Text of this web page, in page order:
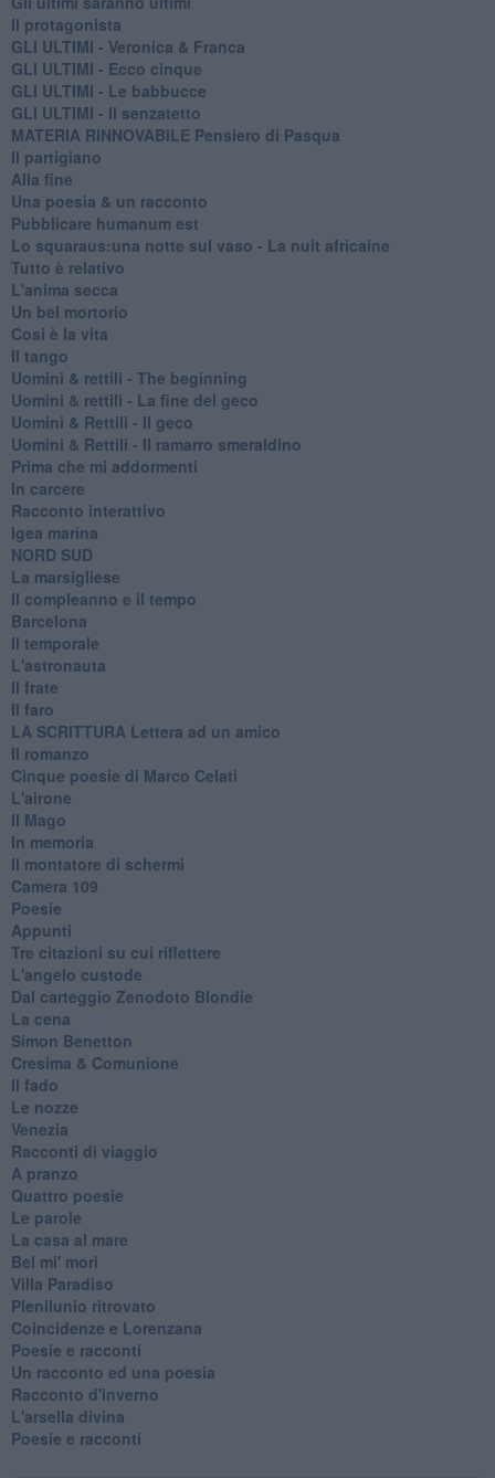
Il protagonista
GLI ULTIMI - Veronica & Franca
GLI ULTIMI - Ecco cinque
GLI ULTIMI - Le babbucce
GLI ULTIMI - Il senzatetto
MATERIA RINNOVABILE Pensiero di Pasqua
Il partigiano
Alla fine
Una poesia & un racconto
Pubblicare humanum est
Lo squaraus:una notte sul vaso - La nuit africaine
Tutto è relativo
L'anima secca
Un bel mortorio
Cosi è la vita
Il tango
​Uomini & rettili - The beginning
​Uomini & rettili - La fine del geco
Uomini & Rettili - Il geco
Uomini & Rettili - Il ramarro smeraldino
Prima che mi addormenti
In carcere
Racconto interattivo
Igea marina
​NORD SUD
La marsigliese
Il compleanno e il tempo
Barcelona
Il temporale
L'astronauta
Il frate
Il faro
​LA SCRITTURA Lettera ad un amico
Il romanzo
Cinque poesie di Marco Celati
L'airone
Il Mago
In memoria
Il montatore di schermi
Camera 109
Poesie
Appunti
Tre citazioni su cui riflettere
L'angelo custode
Dal carteggio Zenodoto Blondie
La cena
Simon Benetton
Cresima & Comunione
Il fado
Le nozze
Venezia
Racconti di viaggio
A pranzo
Quattro poesie
Le parole
La casa al mare
Bel mi' morì
Villa Paradiso
Plenilunio ritrovato
Coincidenze e Lorenzana
Poesie e racconti
Un racconto ed una poesia
Racconto d'inverno
​L'arsella divina
Poesie e racconti